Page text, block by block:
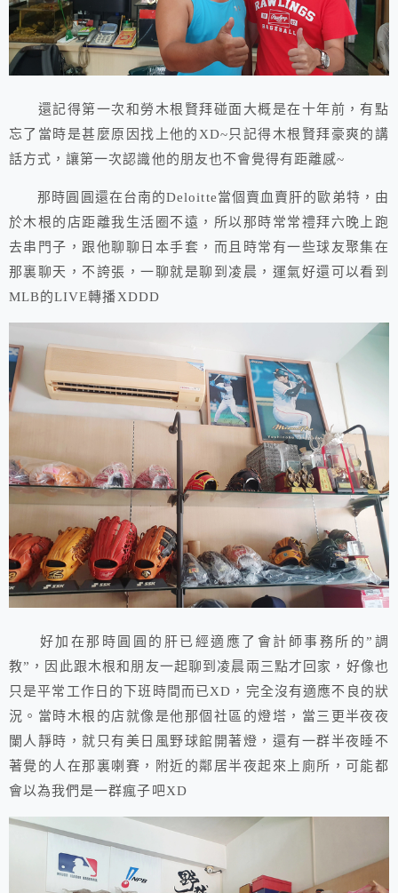
還記得第一次和勞木根賢拜碰面大概是在十年前，有點
忘了當時是甚麼原因找上他的XD~只記得木根賢拜豪爽的講
話方式，讓第一次認識他的朋友也不會覺得有距離感~
那時圓圓還在台南的Deloitte當個賣血賣肝的歐弟特，由
於木根的店距離我生活圈不遠，所以那時常常禮拜六晚上跑
去串門子，跟他聊聊日本手套，而且時常有一些球友聚集在
那裏聊天，不誇張，一聊就是聊到凌晨，運氣好還可以看到
MLB的LIVE轉播XDDD
好加在那時圓圓的肝已經適應了會計師事務所的”調
教”，因此跟木根和朋友一起聊到凌晨兩三點才回家，好像也
只是平常工作日的下班時間而已XD，完全沒有適應不良的狀
況。當時木根的店就像是他那個社區的燈塔，當三更半夜夜
闌人靜時，就只有美日風野球館開著燈，還有一群半夜睡不
著覺的人在那裏喇賽，附近的鄰居半夜起來上廁所，可能都
會以為我們是一群瘋子吧XD